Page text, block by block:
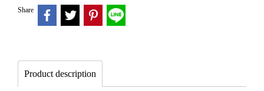
Share
Product description